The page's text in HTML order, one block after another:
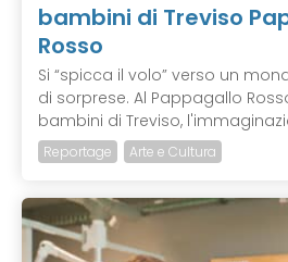
bambini di Treviso
Rosso
Si “spicca il volo” verso un
di sorprese. Al Pappagallo
bambini di Treviso,
Reportage Arte e Cultura